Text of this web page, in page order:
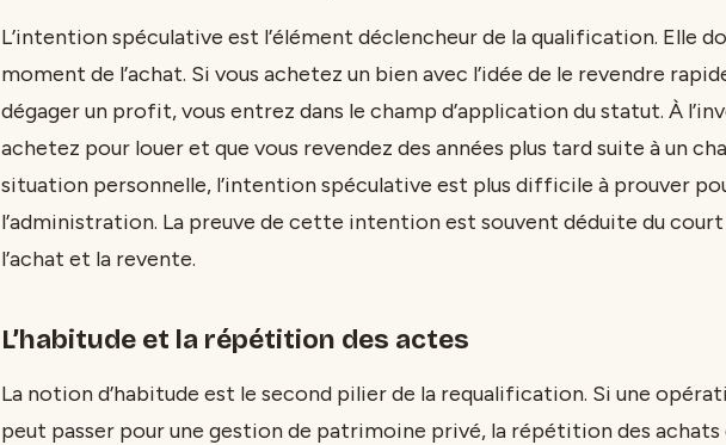
L’intention spéculative est l’élément déclencheur de la qualification. Elle
moment de l’achat. Si vous achetez un bien avec l’idée de le revendre
dégager un profit, vous entrez dans le champ d’application du statut. À
achetez pour louer et que vous revendez des années plus tard suite à un
situation personnelle, l’intention spéculative est plus difficile à prouver
l’administration. La preuve de cette intention est souvent déduite du
l’achat et la revente.
L’habitude et la répétition des actes
La notion d’habitude est le second pilier de la requalification. Si une
peut passer pour une gestion de patrimoine privé, la répétition des achats